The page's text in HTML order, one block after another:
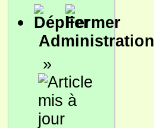
Administration
»